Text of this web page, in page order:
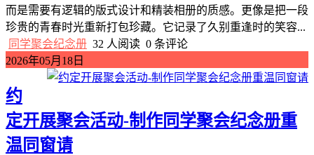
而是需要有逻辑的版式设计和精装相册的质感。更像是把一段
珍贵的青春时光重新打包珍藏。它记录了久别重逢时的笑容...
同学聚会纪念册 32 人阅读 0 条评论
2026年05月18日
约
定开展聚会活动-制作同学聚会纪念册重
温同窗请